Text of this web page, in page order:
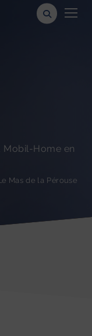
Mobil-Home en
Mas de la Pérouse